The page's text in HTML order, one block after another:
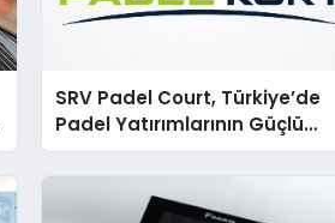
SRV Padel Court, Türkiye’de
Padel Yatırımlarının Güçlü
Markası Olmayı Sürdürüyor